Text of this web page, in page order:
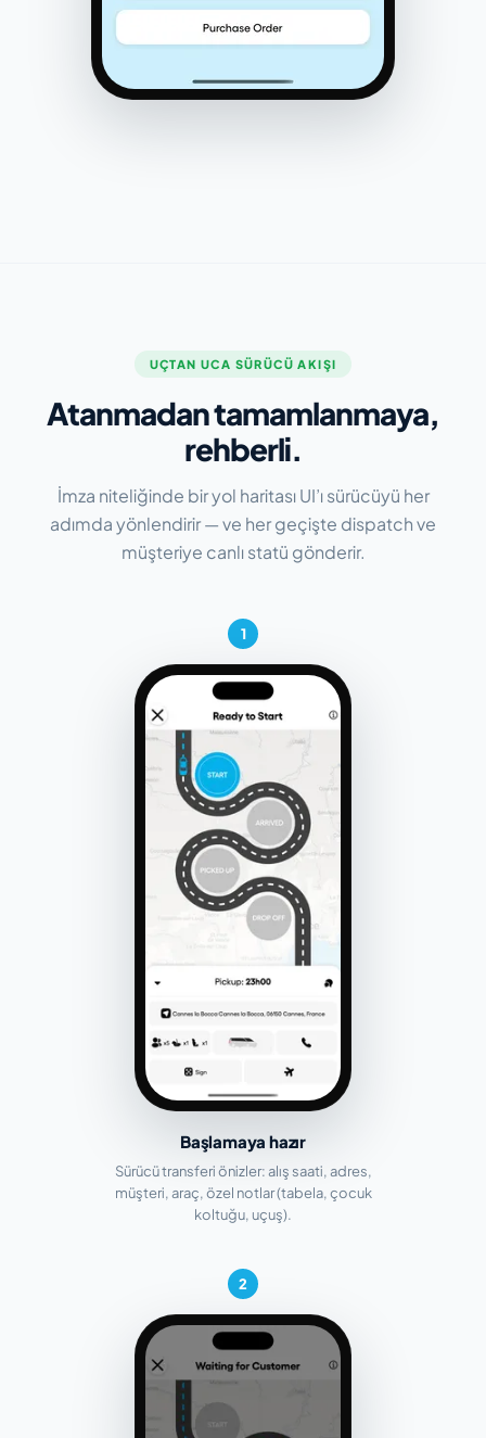
UÇTAN UCA SÜRÜCÜ AKIŞI
Atanmadan tamamlanmaya,
rehberli.
İmza niteliğinde bir yol haritası UI’ı sürücüyü her
adımda yönlendirir — ve her geçişte dispatch ve
müşteriye canlı statü gönderir.
1
Başlamaya hazır
Sürücü transferi önizler: alış saati, adres,
müşteri, araç, özel notlar (tabela, çocuk
koltuğu, uçuş).
2